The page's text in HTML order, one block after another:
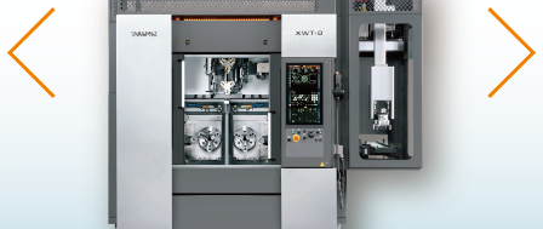
コラム
製品ラインナップ
Previous